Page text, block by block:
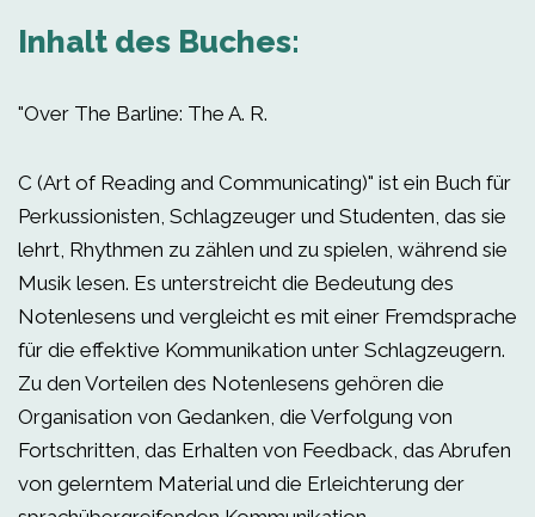
Inhalt des Buches:
"Over The Barline: The A. R.
C (Art of Reading and Communicating)" ist ein Buch für
Perkussionisten, Schlagzeuger und Studenten, das sie
lehrt, Rhythmen zu zählen und zu spielen, während sie
Musik lesen. Es unterstreicht die Bedeutung des
Notenlesens und vergleicht es mit einer Fremdsprache
für die effektive Kommunikation unter Schlagzeugern.
Zu den Vorteilen des Notenlesens gehören die
Organisation von Gedanken, die Verfolgung von
Fortschritten, das Erhalten von Feedback, das Abrufen
von gelerntem Material und die Erleichterung der